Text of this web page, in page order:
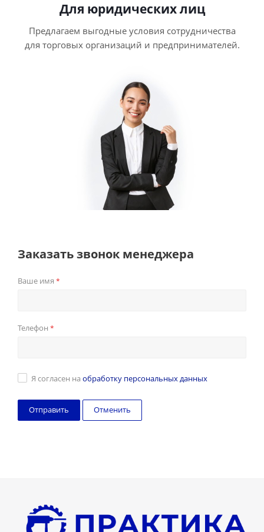
Для юридических лиц
Предлагаем выгодные условия сотрудничества
для торговых организаций и предпринимателей.
Заказать звонок менеджера
Ваше имя *
Телефон *
Я согласен на обработку персональных данных
Отменить